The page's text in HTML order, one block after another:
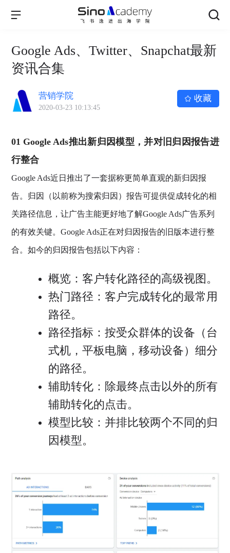
Google Ads、Twitter、Snapchat最新
资讯合集
营销学院
2020-03-23 10:13:45
收藏
01 Google Ads推出新归因模型，并对旧归因报告进
行整合
Google Ads近日推出了一套据称更简单直观的新归因报
告。归因（以前称为搜索归因）报告可提供促成转化的相
关路径信息，让广告主能更好地了解Google Ads广告系列
的有效关键。Google Ads正在对归因报告的旧版本进行整
合。如今的归因报告包括以下内容：
概览：客户转化路径的高级视图。
热门路径：客户完成转化的最常用
路径。
路径指标：按受众群体的设备（台
式机，平板电脑，移动设备）细分
的路径。
辅助转化：除最终点击以外的所有
辅助转化的点击。
模型比较：并排比较两个不同的归
因模型。